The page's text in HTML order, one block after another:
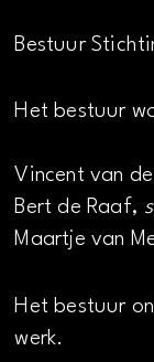
Bestuur
Het bestuur
Vincent van
Bert de Raaf,
Maartje van
Het bestuur
werk.